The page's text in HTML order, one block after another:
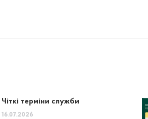
Чіткі терміни служби
16.07.2026